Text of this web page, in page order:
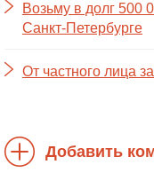
Возьму в долг 500
Санкт-Петербурге
От частного лица
Добавить